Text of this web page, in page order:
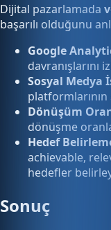
Dijital pazarlamada
başarılı olduğunu
Google
davranışlarını
Sosyal
Dönüşüm
dönüşme
Hedef
achievable,
hedefler
Sonuç